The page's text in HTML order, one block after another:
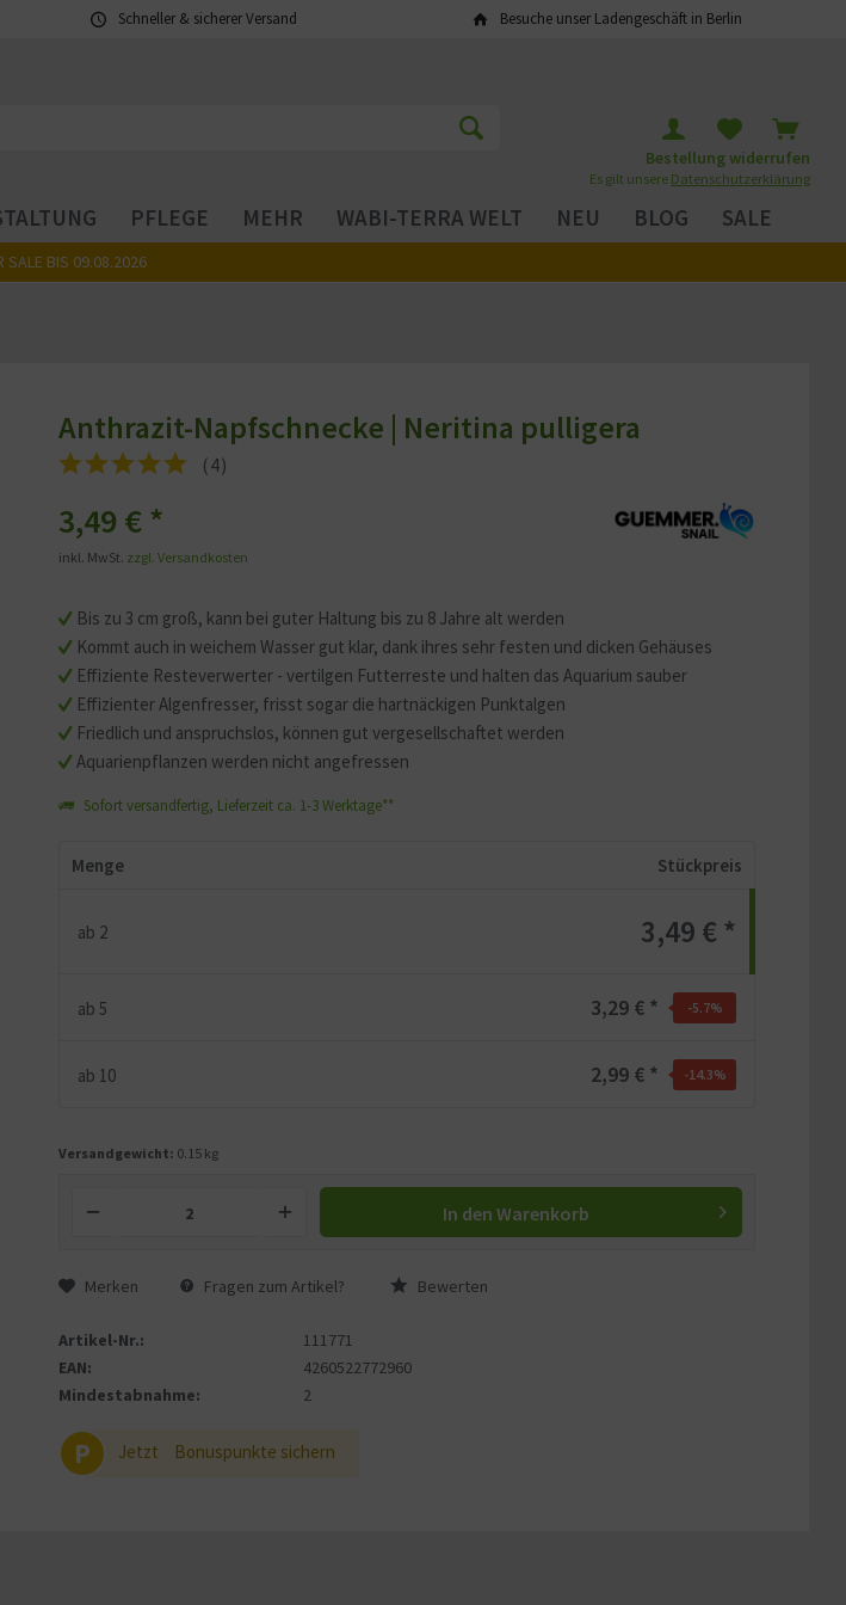
Schneller & sicherer Versand Besuche unser Ladengeschäft in Berlin
Bestellung widerrufen
Es gilt unsere Datenschutzerklärung
PFLEGE MEHR WABI-TERRA WELT NEU BLOG SALE
SALE BIS 09.08.2026
Anthrazit-Napfschnecke | Neritina pulligera
(4)
Bis zu 3 cm groß, kann bei guter Haltung bis zu 8 Jahre alt werden
Kommt auch in weichem Wasser gut klar, dank ihres sehr festen und dicken Gehäuses
Effiziente Resteverwerter - vertilgen Futterreste und halten das Aquarium sauber
Effizienter Algenfresser, frisst sogar die hartnäckigen Punktalgen
Friedlich und anspruchslos, können gut vergesellschaftet werden
Aquarienpflanzen werden nicht angefressen
3,49 €*
inkl. MwSt. zzgl. Versandkosten
Sofort versandfertig, Lieferzeit ca. 1-3 Werktage**
Menge Stückpreis
ab 2 3,49 € *
ab 5 3,29 € * -5.7%
ab 10 2,99 € * -14.3%
Versandgewicht: 0.15 kg
In den Warenkorb
Merken Fragen zum Artikel? Bewerten
Artikel-Nr.:
111771
EAN:
4260522772960
Mindestabnahme:
2
P Jetzt Bonuspunkte sichern